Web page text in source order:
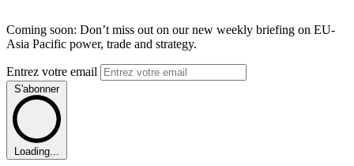
Coming soon: Don’t miss out on our new weekly briefing on EU-
Asia Pacific power, trade and strategy.
Entrez votre email
S'abonner
Loading...